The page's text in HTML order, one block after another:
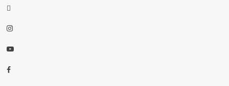
threads
Instagram
Youtube
Facebook